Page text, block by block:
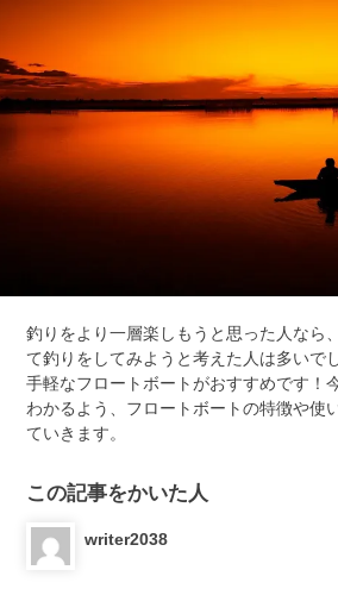
釣りをより一層楽しもうと思った人なら
て釣りをしてみようと考えた人は多いで
手軽なフロートボートがおすすめです！
わかるよう、フロートボートの特徴や使
ていきます。
この記事をかいた人
writer2038